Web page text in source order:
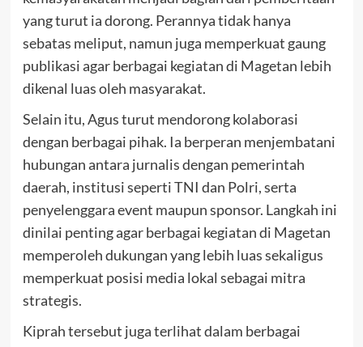
yang turut ia dorong. Perannya tidak hanya
sebatas meliput, namun juga memperkuat gaung
publikasi agar berbagai kegiatan di Magetan lebih
dikenal luas oleh masyarakat.
Selain itu, Agus turut mendorong kolaborasi
dengan berbagai pihak. Ia berperan menjembatani
hubungan antara jurnalis dengan pemerintah
daerah, institusi seperti TNI dan Polri, serta
penyelenggara event maupun sponsor. Langkah ini
dinilai penting agar berbagai kegiatan di Magetan
memperoleh dukungan yang lebih luas sekaligus
memperkuat posisi media lokal sebagai mitra
strategis.
Kiprah tersebut juga terlihat dalam berbagai